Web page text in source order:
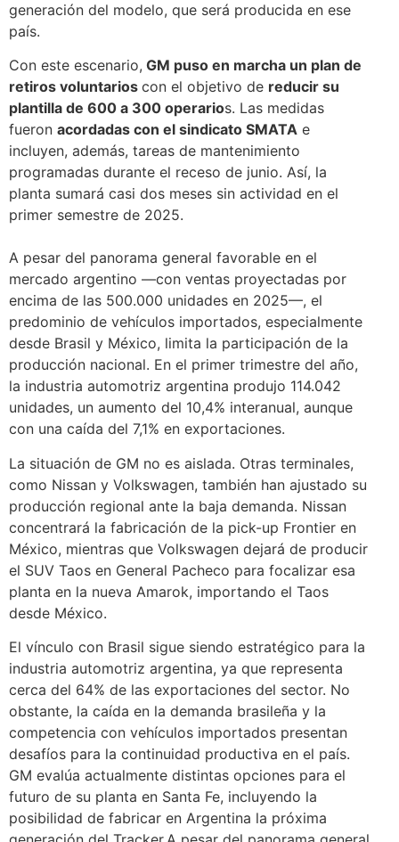
generación del modelo, que será producida en ese
país.
Con este escenario, GM puso en marcha un plan de
retiros voluntarios con el objetivo de reducir su
plantilla de 600 a 300 operarios. Las medidas
fueron acordadas con el sindicato SMATA e
incluyen, además, tareas de mantenimiento
programadas durante el receso de junio. Así, la
planta sumará casi dos meses sin actividad en el
primer semestre de 2025.
A pesar del panorama general favorable en el
mercado argentino —con ventas proyectadas por
encima de las 500.000 unidades en 2025—, el
predominio de vehículos importados, especialmente
desde Brasil y México, limita la participación de la
producción nacional. En el primer trimestre del año,
la industria automotriz argentina produjo 114.042
unidades, un aumento del 10,4% interanual, aunque
con una caída del 7,1% en exportaciones.
La situación de GM no es aislada. Otras terminales,
como Nissan y Volkswagen, también han ajustado su
producción regional ante la baja demanda. Nissan
concentrará la fabricación de la pick-up Frontier en
México, mientras que Volkswagen dejará de producir
el SUV Taos en General Pacheco para focalizar esa
planta en la nueva Amarok, importando el Taos
desde México.
El vínculo con Brasil sigue siendo estratégico para la
industria automotriz argentina, ya que representa
cerca del 64% de las exportaciones del sector. No
obstante, la caída en la demanda brasileña y la
competencia con vehículos importados presentan
desafíos para la continuidad productiva en el país.
GM evalúa actualmente distintas opciones para el
futuro de su planta en Santa Fe, incluyendo la
posibilidad de fabricar en Argentina la próxima